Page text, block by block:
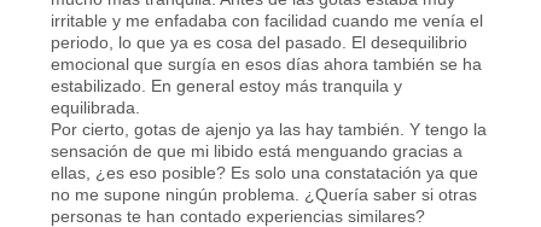
irritable y me enfadaba con facilidad cuando me venía el
periodo, lo que ya es cosa del pasado. El desequilibrio
emocional que surgía en esos días ahora también se ha
estabilizado. En general estoy más tranquila y
equilibrada.
Por cierto, gotas de ajenjo ya las hay también. Y tengo la
sensación de que mi libido está menguando gracias a
ellas, ¿es eso posible? Es solo una constatación ya que
no me supone ningún problema. ¿Quería saber si otras
personas te han contado experiencias similares?